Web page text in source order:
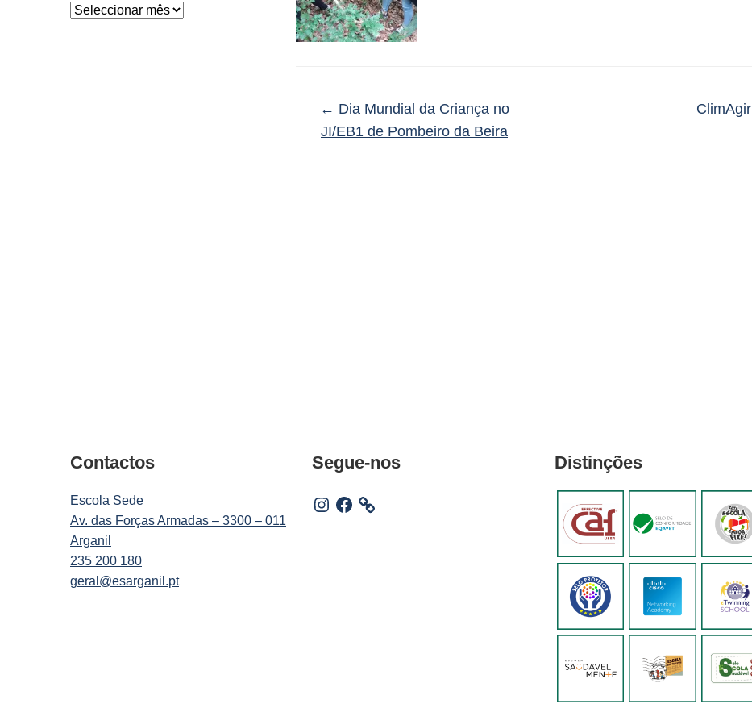
Arquivo
← Dia Mundial da Criança no
JI/EB1 de Pombeiro da Beira
ClimAgir
Contactos
Escola Sede
Av. das Forças Armadas – 3300 – 011
Arganil
235 200 180
geral@esarganil.pt
Segue-nos
Instagram
Facebook
Distinções